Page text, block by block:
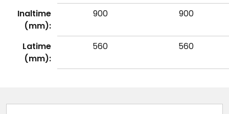
Inaltime
(mm):
900 900
Latime
(mm):
560 560